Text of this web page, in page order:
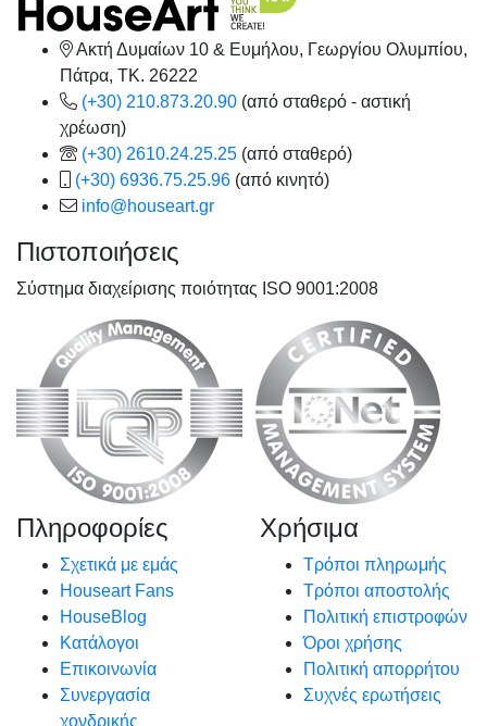
Ακτή Δυμαίων 10 & Ευμήλου, Γεωργίου Ολυμπίου,
Πάτρα, TK. 26222
(+30) 210.873.20.90 (από σταθερό - αστική
χρέωση)
(+30) 2610.24.25.25 (από σταθερό)
(+30) 6936.75.25.96 (από κινητό)
info@houseart.gr
Πιστοποιήσεις
Σύστημα διαχείρισης ποιότητας ISO 9001:2008
Πληροφορίες
Σχετικά με εμάς
Houseart Fans
HouseBlog
Κατάλογοι
Επικοινωνία
Συνεργασία
χονδρικής
Χρήσιμα
Τρόποι πληρωμής
Τρόποι αποστολής
Πολιτική επιστροφών
Όροι χρήσης
Πολιτική απορρήτου
Συχνές ερωτήσεις